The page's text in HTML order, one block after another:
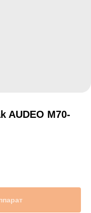
AUDEO M70-